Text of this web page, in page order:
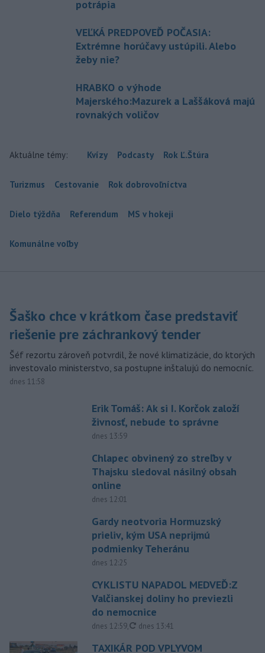
potrápia
VEĽKÁ PREDPOVEĎ POČASIA:
Extrémne horúčavy ustúpili. Alebo
žeby nie?
HRABKO o výhode
Majerského:Mazurek a Laššáková majú
rovnakých voličov
Aktuálne témy: Kvízy Podcasty Rok Ľ.Štúra
Turizmus Cestovanie Rok dobrovoľníctva
Dielo týždňa Referendum MS v hokeji
Komunálne voľby
Šaško chce v krátkom čase predstaviť
riešenie pre záchrankový tender
Šéf rezortu zároveň potvrdil, že nové klimatizácie, do ktorých
investovalo ministerstvo, sa postupne inštalujú do nemocníc.
dnes 11:58
Erik Tomáš: Ak si I. Korčok založí
živnosť, nebude to správne
dnes 13:59
Chlapec obvinený zo streľby v
Thajsku sledoval násilný obsah
online
dnes 12:01
Gardy neotvoria Hormuzský
prieliv, kým USA neprijmú
podmienky Teheránu
dnes 12:25
CYKLISTU NAPADOL MEDVEĎ:Z
Valčianskej doliny ho previezli
do nemocnice
dnes 12:59, aktualizované
dnes 13:41
TAXIKÁR POD VPLYVOM